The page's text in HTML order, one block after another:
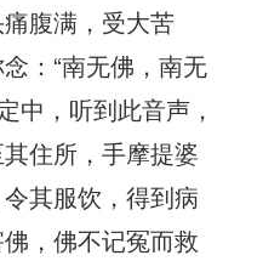
腹满，受大苦
：“南无佛，南无
中，听到此音声，
住所，手摩提婆
其服饮，得到病
，佛不记冤而救